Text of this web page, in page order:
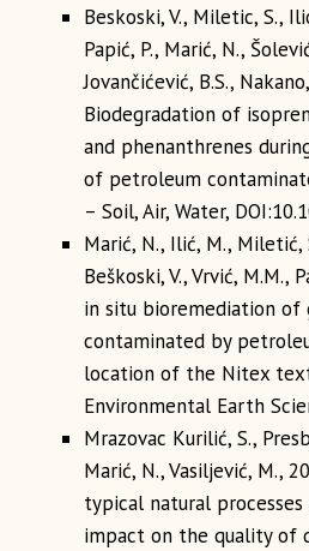
Beskoski, V., Miletic, S.,
Papić, P., Marić, N.,
Jovančićević, B.S.,
Biodegradation of
and phenanthrenes
of petroleum
– Soil, Air, Water,
Marić, N., Ilić, M., Miletić,
Beškoski, V., Vrvić, M.M.,
in situ bioremediation of
contaminated by
location of the Nitex
Environmental Earth
Mrazovac Kurilić, S.,
Marić, N., Vasiljević, M.,
typical natural processes
impact on the quality of